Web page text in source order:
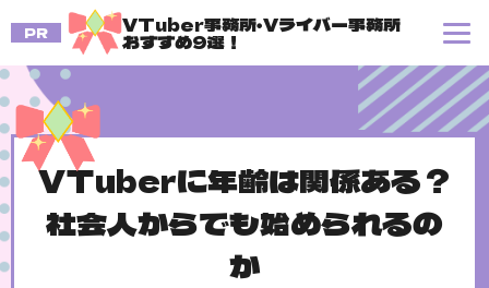
PR VTuber事務所・Vライバー事務所
おすすめ9選！
VTuberに年齢は関係ある？
社会人からでも始められるの
か